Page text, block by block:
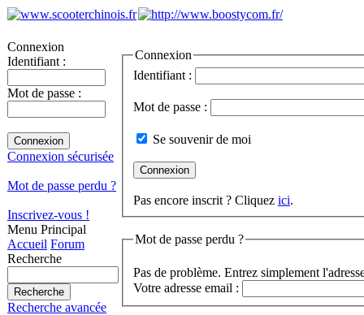
Connexion
Identifiant :
Mot de passe :
Connexion sécurisée
Mot de passe perdu ?
Inscrivez-vous !
Menu Principal
Accueil Forum
Recherche
Recherche avancée
Connexion
Identifiant :
Mot de passe :
Se souvenir de moi
Pas encore inscrit ? Cliquez ici.
Mot de passe perdu ?
Pas de problème. Entrez simplement
Votre adresse email :